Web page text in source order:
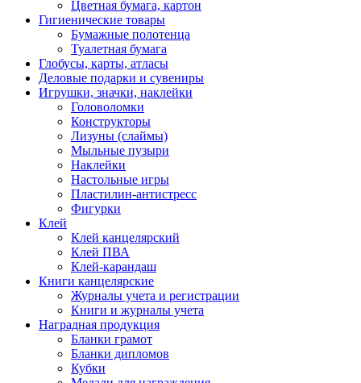
Цветная бумага, картон
Гигиенические товары
Бумажные полотенца
Туалетная бумага
Глобусы, карты, атласы
Деловые подарки и сувениры
Игрушки, значки, наклейки
Головоломки
Конструкторы
Лизуны (слаймы)
Мыльные пузыри
Наклейки
Настольные игры
Пластилин-антистресс
Фигурки
Клей
Клей канцелярский
Клей ПВА
Клей-карандаш
Книги канцелярские
Журналы учета и регистрации
Книги и журналы учета
Наградная продукция
Бланки грамот
Бланки дипломов
Кубки